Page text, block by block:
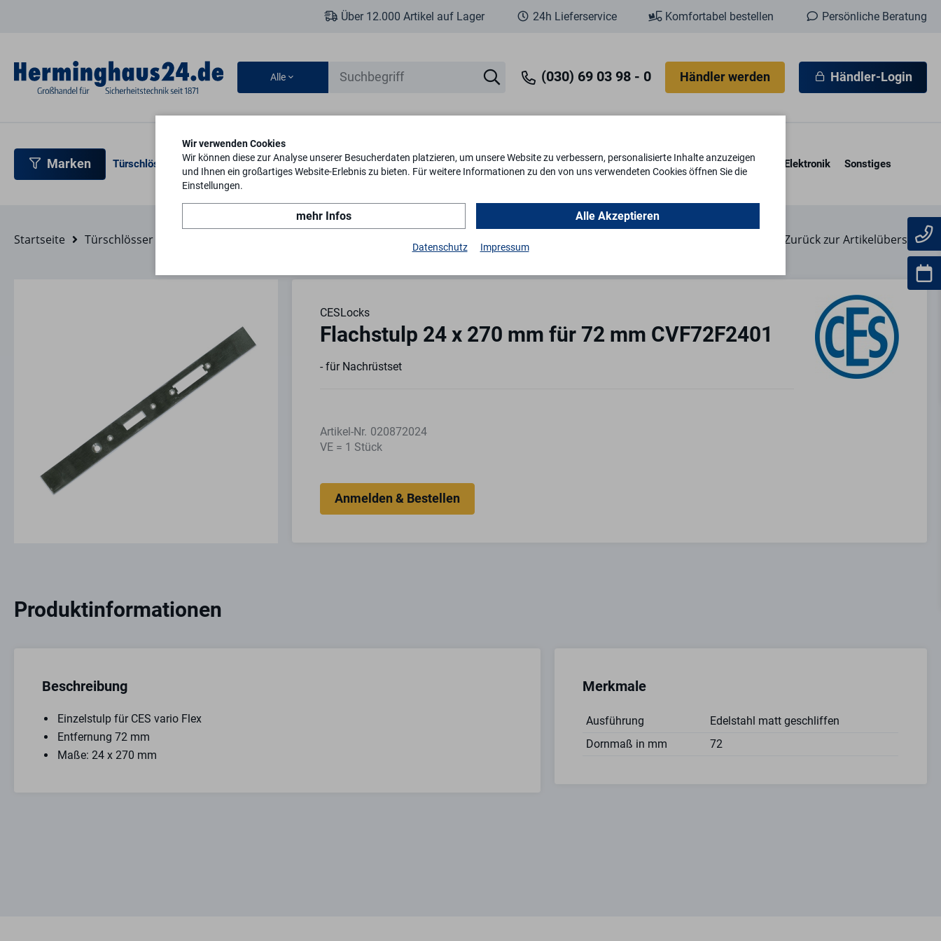
Über 12.000 Artikel auf Lager 24h Lieferservice Komfortabel bestellen Persönliche Beratung
Alle (030) 69 03 98 - 0 Händler werden Händler-Login
Marken Türschlösser Türbeschläge Türsicherheit Fenstersicherheit Schlösser & Zylinder Briefkästen Tresore & Kassetten Schlüssel Elektronik Sonstiges
Startseite Türschlösser Flachstulp 24 x 270 mm für 72 mm CVF72F2401 Zurück zur Artikelübersicht
CESLocks
Flachstulp 24 x 270 mm für 72 mm CVF72F2401
- für Nachrüstset
Artikel-Nr. 020872024
VE = 1 Stück
Produktinformationen
Beschreibung
Einzelstulp für CES vario Flex
Entfernung 72 mm
Maße: 24 x 270 mm
Merkmale
Ausführung
Edelstahl matt geschliffen
Dornmaß in mm
72
Wir verwenden Cookies
Wir können diese zur Analyse unserer Besucherdaten platzieren, um unsere Website zu verbessern, personalisierte Inhalte anzuzeigen
und Ihnen ein großartiges Website-Erlebnis zu bieten. Für weitere Informationen zu den von uns verwendeten Cookies öffnen Sie die
Einstellungen.
mehr Infos Alle Akzeptieren
Datenschutz Impressum